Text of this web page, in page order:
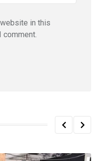
in this
comment.